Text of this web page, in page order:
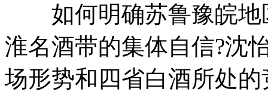
如何明确苏鲁豫皖地
淮名酒带的集体自信?沈
场形势和四省白酒所处